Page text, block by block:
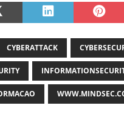
CYBERATTACK